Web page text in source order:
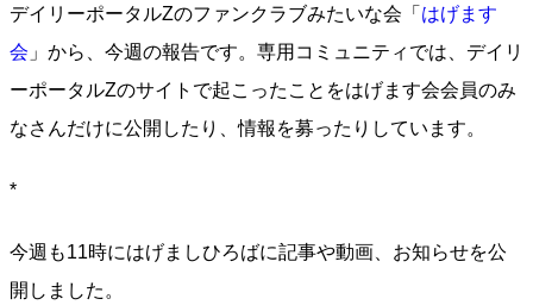
デイリーポータルZのファンクラブみたいな会「 はげます
会 」から、今週の報告です。専用コミュニティでは、デイリ
ーポータルZのサイトで起こったことをはげます会会員のみ
なさんだけに公開したり、情報を募ったりしています。
*
今週も11時にはげましひろばに記事や動画、お知らせを公
開しました。